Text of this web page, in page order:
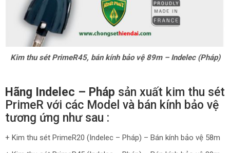
Kim thu sét PrimeR45, bán kính bảo vệ 89m – Indelec (Pháp)
Hãng Indelec – Pháp sản xuất kim thu sét
PrimeR với các Model và bán kính bảo vệ
tương ứng như sau :
+ Kim thu sét PrimeR20 (Indelec – Pháp) – Bán kính bảo vệ 58m